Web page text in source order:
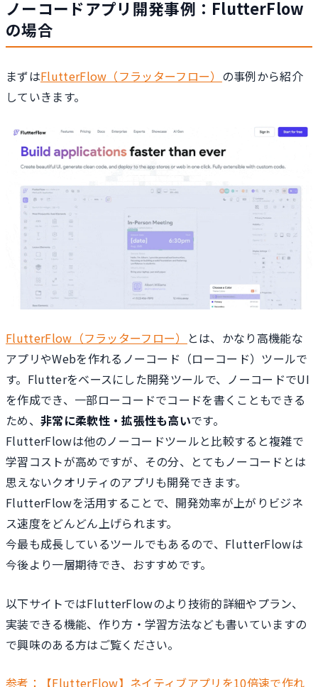
ノーコードアプリ開発事例：FlutterFlow
の場合
まずはFlutterFlow（フラッターフロー） の事例から紹介
していきます。
FlutterFlow（フラッターフロー）
とは、かなり高機能な
アプリやWebを作れるノーコード（ローコード）ツールで
す。Flutterをベースにした開発ツールで、ノーコードでUI
を作成でき、一部ローコードでコードを書くこともできる
ため、 非常に柔軟性・拡張性も高いです。
FlutterFlowは他のノーコードツールと比較すると複雑で
学習コストが高めですが、その分、とてもノーコードとは
思えないクオリティのアプリも開発できます。
FlutterFlowを活用することで、開発効率が上がりビジネ
ス速度をどんどん上げられます。
今最も成長しているツールでもあるので、FlutterFlowは
今後より一層期待でき、おすすめです。
以下サイトではFlutterFlowのより技術的詳細やプラン、
実装できる機能、作り方・学習方法なども書いていますの
で興味のある方はご覧ください。
参考：【FlutterFlow】ネイティブアプリを10倍速で作れ